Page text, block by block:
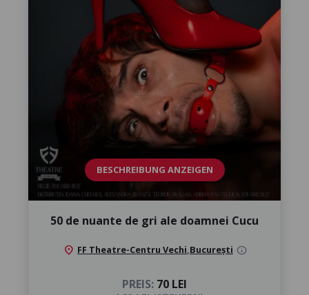
BESCHREIBUNG ANZEIGEN
50 de nuante de gri ale doamnei Cucu
location_on FF Theatre-Centru Vechi București info
PREIS: 70 LEI